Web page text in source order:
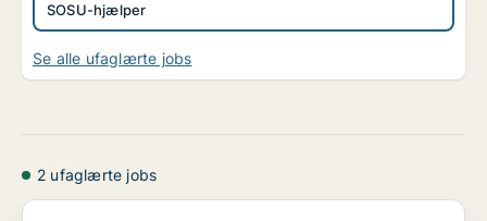
SOSU-hjælper
Se alle ufaglærte jobs
2 ufaglærte jobs
Hjælper - Deltid